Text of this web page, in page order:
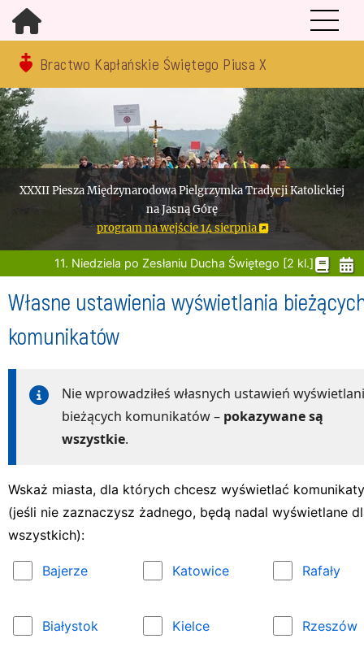
Bractwo Kapłańskie Świętego Piusa X
XXXII Piesza Międzynarodowa Pielgrzymka Tradycji Katolickiej
na Jasną Górę
program na wejście 14 sierpnia
11. Niedziela po Zesłaniu Ducha Świętego [2 kl.]
Własne ustawienia wyświetlania
komunikatów
Nie wprowadziłeś własnych ustawień
bieżących komunikatów – pokazywane są
wszystkie.
Wskaż miasta, dla których chcesz wyświetlać komunikaty
(jeśli nie zaznaczysz żadnego, będą nadal wyświetlane
wszystkich):
Bajerze
Białystok
Katowice
Kielce
Rafały
Rzeszów